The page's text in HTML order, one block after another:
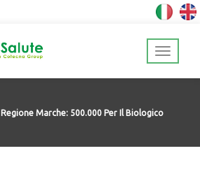
Regione Marche: 500.000 Per Il Biologico